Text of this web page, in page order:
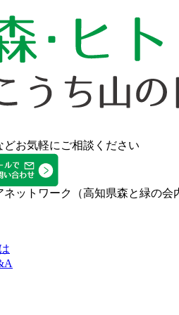
お気軽にご相談ください
ットワーク（高知県森と緑の会